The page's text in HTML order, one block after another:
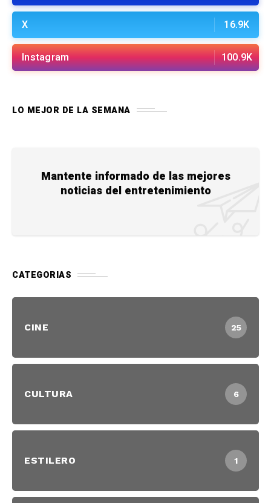
X 16.9K
Instagram 100.9K
LO MEJOR DE LA SEMANA
Mantente informado de las mejores
noticias del entretenimiento
CATEGORIAS
CINE 25
CULTURA 6
ESTILERO 1